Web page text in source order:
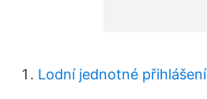
Lodní jednotné přihlášení